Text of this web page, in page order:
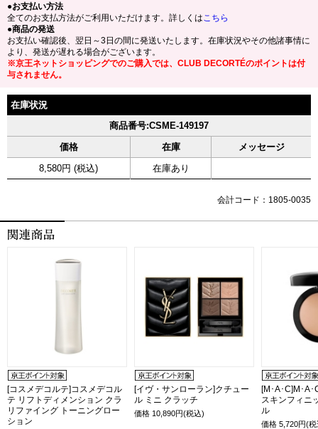
●お支払い方法
全てのお支払方法がご利用いただけます。詳しくは こちら
●商品の発送
お支払い確認後、翌日～3日の間に発送いたします。在庫状況やその他諸事情に
より、発送が遅れる場合がございます。
※京王ネットショッピングでのご購入では、CLUB DECORTÉのポイントは付
与されません。
在庫状況
商品番号:CSME-149197
価格
在庫
メッセージ
8,580円 (税込)
在庫あり
会計コード：1805-0035
[コスメデコルテ]コスメデコル
テ リフトディメンション クラ
リファイング トーニングロー
ション
[イヴ・サンローラン]クチュー
ル ミニ クラッチ
価格 10,890円(税込)
[M･A･C]M･A
スキンフィニ
ル
価格5,720円(